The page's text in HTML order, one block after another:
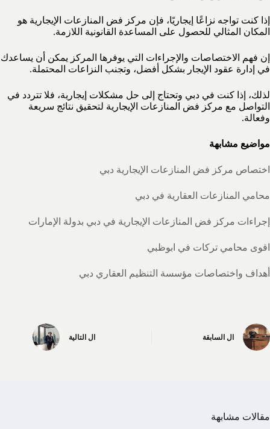
إذا كنت تواجه نزاعًا إيجاريًا، فإن مركز فض المنازعات الإيجارية هو
المكان المثالي للحصول على المساعدة القانونية اللازمة.
إن فهم الاختصاصات والإجراءات التي يوفرها المركز يمكن أن يساعدك
في إدارة عقود الإيجار بشكل أفضل، وتجنب النزاعات المحتملة.
لذلك، إذا كنت في دبي وتحتاج إلى حل مشكلات إيجارية، فلا تتردد في
التواصل مع مركز فض المنازعات الإيجارية لتحقيق نتائج سريعة
وفعالة.
مواضيع مشابهة
اختصاص مركز فض المنازعات الإيجارية دبي
محامي المنازعات العقارية في دبي
إجراءات مركز فض المنازعات الإيجارية في دبي بدولة الإمارات
اقوى محامي تركات في ابوظبي
أهداف واختصاصات مؤسسة التنظيم العقاري دبي
ال السابقة ال التالية
مقالات مشابهة